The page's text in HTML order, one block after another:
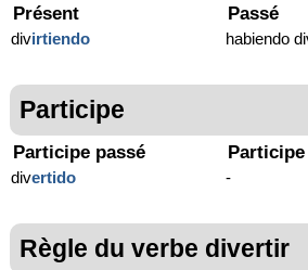
Présent
divirtiendo
Passé
habiendo
Participe
Participe passé
divertido
Participe
-
Règle du verbe divertir